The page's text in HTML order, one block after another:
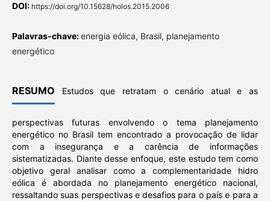
DOI: https://doi.org/10.15628/holos.2015.2006
Palavras-chave:energia eólica, Brasil, planejamento
energético
RESUMO Estudos que retratam o cenário atual e as
perspectivas futuras envolvendo o tema planejamento
energético no Brasil tem encontrado a provocação de lidar
com a insegurança e a carência de informações
sistematizadas. Diante desse enfoque, este estudo tem como
objetivo geral analisar como a complementaridade hidro
eólica é abordada no planejamento energético nacional,
ressaltando suas perspectivas e desafios para o país e para a